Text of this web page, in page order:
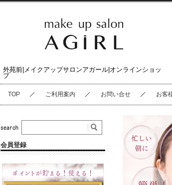
外苑前|メイクアップサロンアガール|オンラインショッ
プ
TOP ご利用案内 お問い合せ お客
会員登録